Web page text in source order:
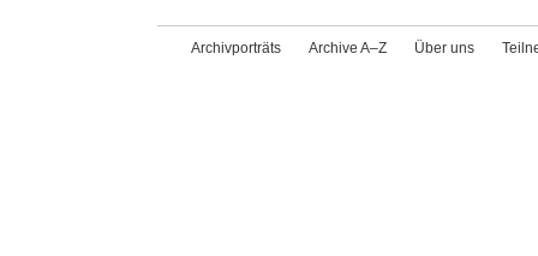
Archivporträts Archive A–Z Über uns